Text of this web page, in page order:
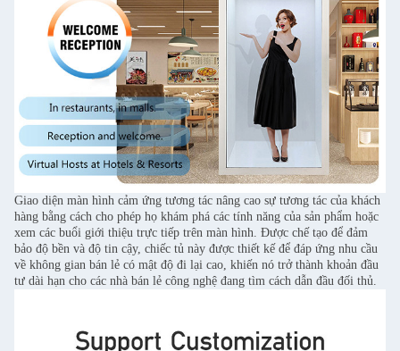
Giao diện màn hình cảm ứng tương tác nâng cao sự tương tác của khách
hàng bằng cách cho phép họ khám phá các tính năng của sản phẩm hoặc
xem các buổi giới thiệu trực tiếp trên màn hình. Được chế tạo để đảm
bảo độ bền và độ tin cậy, chiếc tủ này được thiết kế để đáp ứng nhu cầu
về không gian bán lẻ có mật độ đi lại cao, khiến nó trở thành khoản đầu
tư dài hạn cho các nhà bán lẻ công nghệ đang tìm cách dẫn đầu đối thủ.